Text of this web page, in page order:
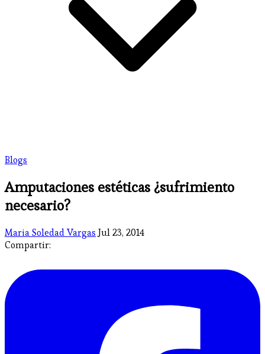
Blogs
Amputaciones estéticas ¿sufrimiento
necesario?
Maria Soledad Vargas Jul 23, 2014
Compartir: